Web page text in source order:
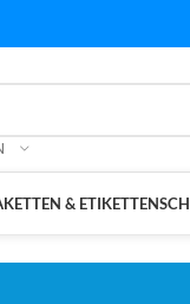
& ETIKETTEN